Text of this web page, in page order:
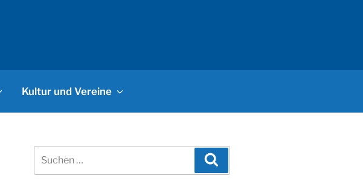
Kultur und Vereine
nach: